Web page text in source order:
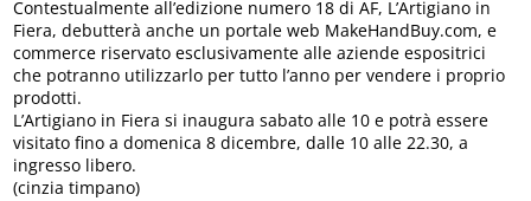
Contestualmente all’edizione numero 18 di AF, L’Artigiano in
Fiera, debutterà anche un portale web MakeHandBuy.com, e
commerce riservato esclusivamente alle aziende espositrici
che potranno utilizzarlo per tutto l’anno per vendere i proprio
prodotti.
L’Artigiano in Fiera si inaugura sabato alle 10 e potrà essere
visitato fino a domenica 8 dicembre, dalle 10 alle 22.30, a
ingresso libero.
(cinzia timpano)